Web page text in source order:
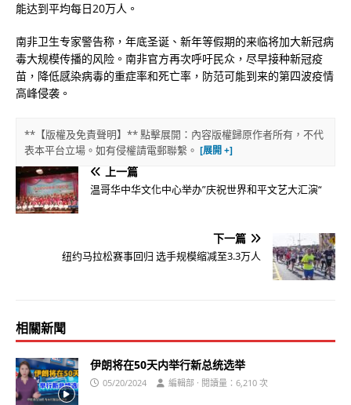
能达到平均每日20万人。
南非卫生专家警告称，年底圣诞、新年等假期的来临将加大新冠病
毒大规模传播的风险。南非官方再次呼吁民众，尽早接种新冠疫
苗，降低感染病毒的重症率和死亡率，防范可能到来的第四波疫情
高峰侵袭。
**【版權及免責聲明】** 點擊展開：內容版權歸原作者所有，不代
表本平台立場。如有侵權請電郵聯繫。
上一篇
温哥华中华文化中心举办”庆祝世界和平文艺大汇演“
下一篇
纽约马拉松赛事回归 选手规模缩减至3.3万人
相關新聞
伊朗将在50天内举行新总统选举
05/20/2024 編輯部 · 閱讀量：6,210 次